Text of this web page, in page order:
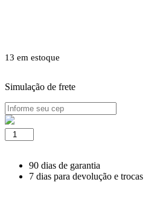
13 em estoque
Simulação de frete
PAINEL
BRASTEMP
quantidade90 dias de garantia
7 dias para devolução e trocas